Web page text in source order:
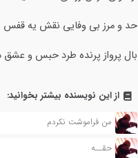
حد و مرز بی وفایی نقش یه قفس
بال پرواز پرنده طرد حبس و عشق
از این نویسنده بیشتر بخوانید:
من فراموشت نکردم
حقــه